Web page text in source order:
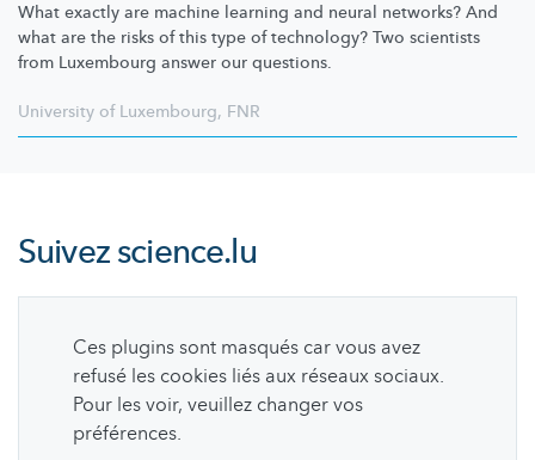
What exactly are machine learning and neural networks? And
what are the risks of this type of technology? Two scientists
from Luxembourg answer our questions.
University of Luxembourg, FNR
Suivezscience.lu
Ces plugins sont masqués car vous avez
refusé les cookies liés aux réseaux sociaux.
Pour les voir, veuillez changer vos
préférences.